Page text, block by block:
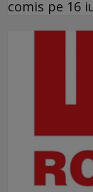
comis pe 16